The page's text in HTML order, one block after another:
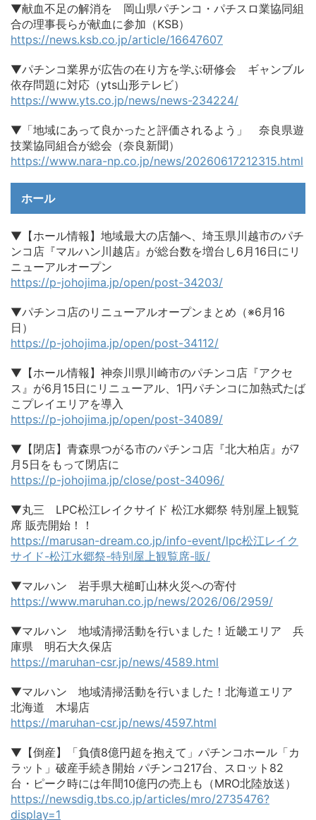
▼献血不足の解消を 岡山県パチンコ・パチスロ業協同組
合の理事長らが献血に参加（KSB）
https://news.ksb.co.jp/article/16647607
▼パチンコ業界が広告の在り方を学ぶ研修会 ギャンブル
依存問題に対応（yts山形テレビ）
https://www.yts.co.jp/news/news-234224/
▼「地域にあって良かったと評価されるよう」 奈良県遊
技業協同組合が総会（奈良新聞）
https://www.nara-np.co.jp/news/20260617212315.html
ホール
▼【ホール情報】地域最大の店舗へ、埼玉県川越市のパチ
ンコ店『マルハン川越店』が総台数を増台し6月16日にリ
ニューアルオープン
https://p-johojima.jp/open/post-34203/
▼パチンコ店のリニューアルオープンまとめ（※6月16
日）
https://p-johojima.jp/open/post-34112/
▼【ホール情報】神奈川県川崎市のパチンコ店『アクセ
ス』が6月15日にリニューアル、1円パチンコに加熱式たば
こプレイエリアを導入
https://p-johojima.jp/open/post-34089/
▼【閉店】青森県つがる市のパチンコ店『北大柏店』が7
月5日をもって閉店に
https://p-johojima.jp/close/post-34096/
▼丸三 LPC松江レイクサイド 松江水郷祭 特別屋上観覧
席 販売開始！！
https://marusan-dream.co.jp/info-event/lpc松江レイク
サイド-松江水郷祭-特別屋上観覧席-販/
▼マルハン 岩手県大槌町山林火災への寄付
https://www.maruhan.co.jp/news/2026/06/2959/
▼マルハン 地域清掃活動を行いました！近畿エリア 兵
庫県 明石大久保店
https://maruhan-csr.jp/news/4589.html
▼マルハン 地域清掃活動を行いました！北海道エリア
北海道 木場店
https://maruhan-csr.jp/news/4597.html
▼【倒産】「負債8億円超を抱えて」パチンコホール「カ
ラット」破産手続き開始 パチンコ217台、スロット82
台・ピーク時には年間10億円の売上も（MRO北陸放送）
https://newsdig.tbs.co.jp/articles/mro/2735476?
display=1